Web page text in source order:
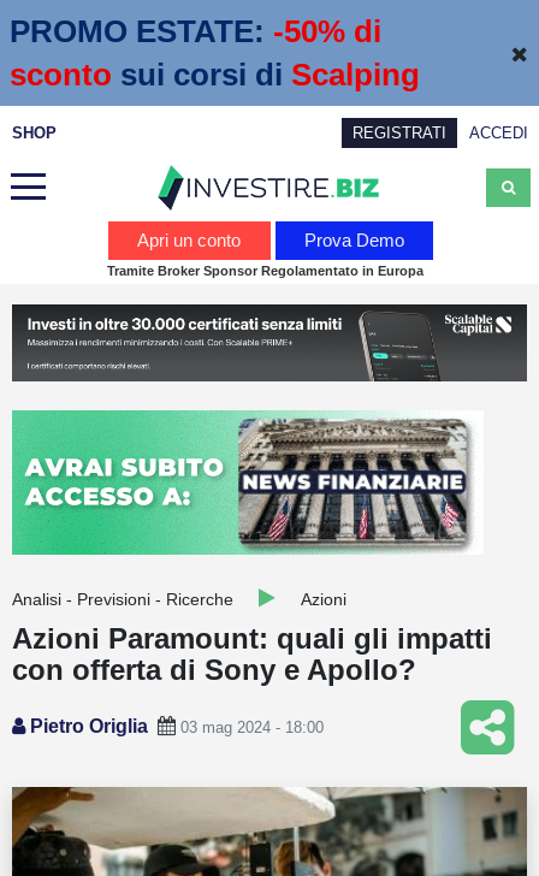
PROMO ESTATE: -50% di
sconto sui corsi di Scalping
SHOP REGISTRATI ACCEDI
Calendario economico
Webinar
Trading
Education
Quotazioni
Conto IG
Guru Monitor
Altro
Apri un conto Prova Demo
Tramite Broker Sponsor Regolamentato in Europa
Analisi - Previsioni - Ricerche Azioni
Azioni Paramount: quali gli impatti
con offerta di Sony e Apollo?
Pietro Origlia 03 mag 2024 - 18:00